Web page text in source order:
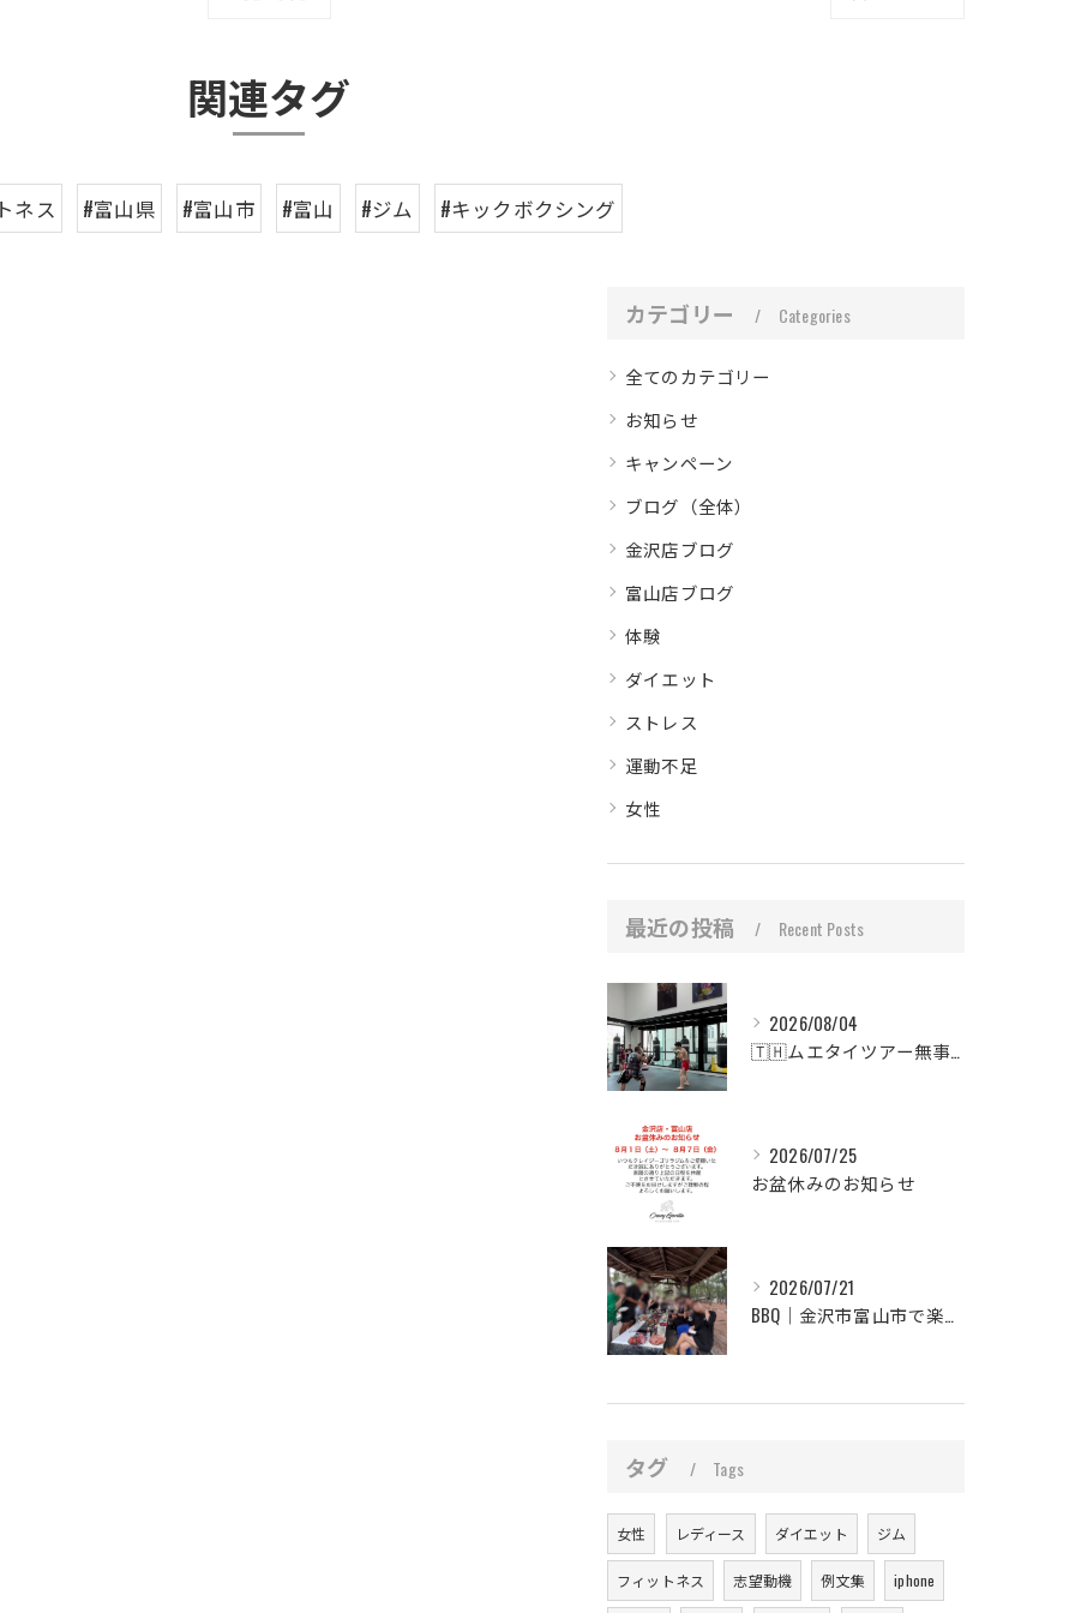
関連タグ
ネス #富山県 #富山市 #富山 #ジム #キックボクシング
カテゴリー Categories
全てのカテゴリー
お知らせ
キャンペーン
ブログ（全体）
金沢店ブログ
富山店ブログ
体験
ダイエット
ストレス
運動不足
女性
最近の投稿 Recent Posts
2026/08/04
🇹🇭ムエタイツアー無事終了🥊
2026/07/25
お盆休みのお知らせ
2026/07/21
BBQ｜金沢市富山市で楽しくキックボクシング！
タグ Tags
女性 レディース ダイエット ジム
フィットネス 志望動機 例文集 iphone